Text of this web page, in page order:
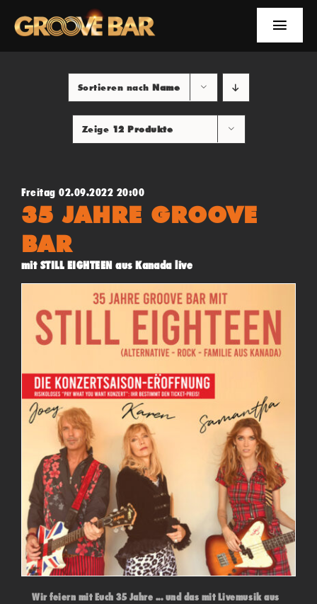
Inhalt
springen
Toggle
EVENTS
NEWS
YOUTUBE
INFOS
SUCHE
FACEBOOK
YOUTUBE
Sortieren nach Name
Zeige 12 Produkte
Freitag 02.09.2022 20:00
35 JAHRE GROOVE
BAR
mit STILL EIGHTEEN aus Kanada live
Wir feiern mit Euch 35 Jahre ... und das mit Livemusik aus